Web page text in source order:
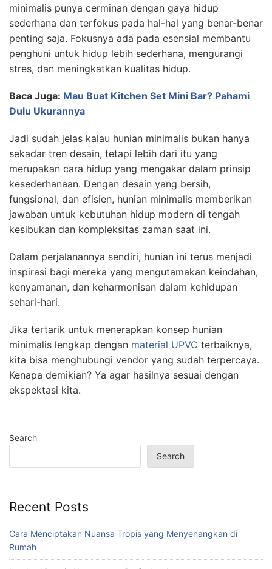
minimalis punya cerminan dengan gaya hidup
sederhana dan terfokus pada hal-hal yang benar-benar
penting saja. Fokusnya ada pada esensial membantu
penghuni untuk hidup lebih sederhana, mengurangi
stres, dan meningkatkan kualitas hidup.
Baca Juga: Mau Buat Kitchen Set Mini Bar? Pahami
Dulu Ukurannya
Jadi sudah jelas kalau hunian minimalis bukan hanya
sekadar tren desain, tetapi lebih dari itu yang
merupakan cara hidup yang mengakar dalam prinsip
kesederhanaan. Dengan desain yang bersih,
fungsional, dan efisien, hunian minimalis memberikan
jawaban untuk kebutuhan hidup modern di tengah
kesibukan dan kompleksitas zaman saat ini.
Dalam perjalanannya sendiri, hunian ini terus menjadi
inspirasi bagi mereka yang mengutamakan keindahan,
kenyamanan, dan keharmonisan dalam kehidupan
sehari-hari.
Jika tertarik untuk menerapkan konsep hunian
minimalis lengkap dengan material UPVC terbaiknya,
kita bisa menghubungi vendor yang sudah terpercaya.
Kenapa demikian? Ya agar hasilnya sesuai dengan
ekspektasi kita.
Search
Search
Recent Posts
Cara Menciptakan Nuansa Tropis yang Menyenangkan di
Rumah